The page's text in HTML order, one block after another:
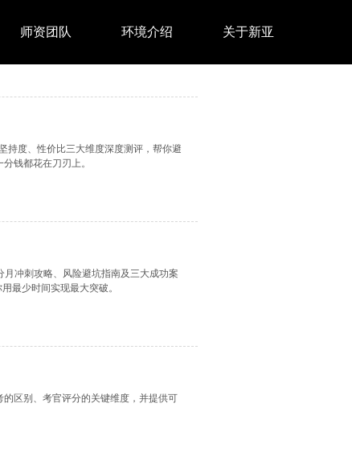
师资团队 环境介绍 关于新亚
持度、性价比三大维度深度测评，帮你避
钱都花在刀刃上。
冲刺攻略、风险避坑指南及三大成功案
最少时间实现最大突破。
区别、考官评分的关键维度，并提供可